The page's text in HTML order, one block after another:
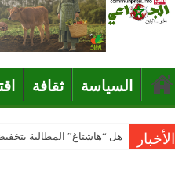
السياسة ثقافة
الأخبار هل “هاشتاغ” المطالبة